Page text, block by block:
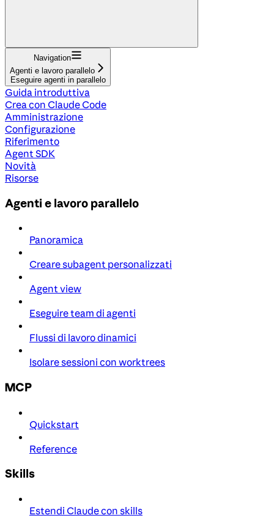
Navigation
Agenti e lavoro parallelo
Eseguire agenti in parallelo
Guida introduttiva
Crea con Claude Code
Amministrazione
Configurazione
Riferimento
Agent SDK
Novità
Risorse
Agenti e lavoro parallelo
Panoramica
Creare subagent personalizzati
Agent view
Eseguire team di agenti
Flussi di lavoro dinamici
Isolare sessioni con worktrees
MCP
Quickstart
Reference
Skills
Estendi Claude con skills